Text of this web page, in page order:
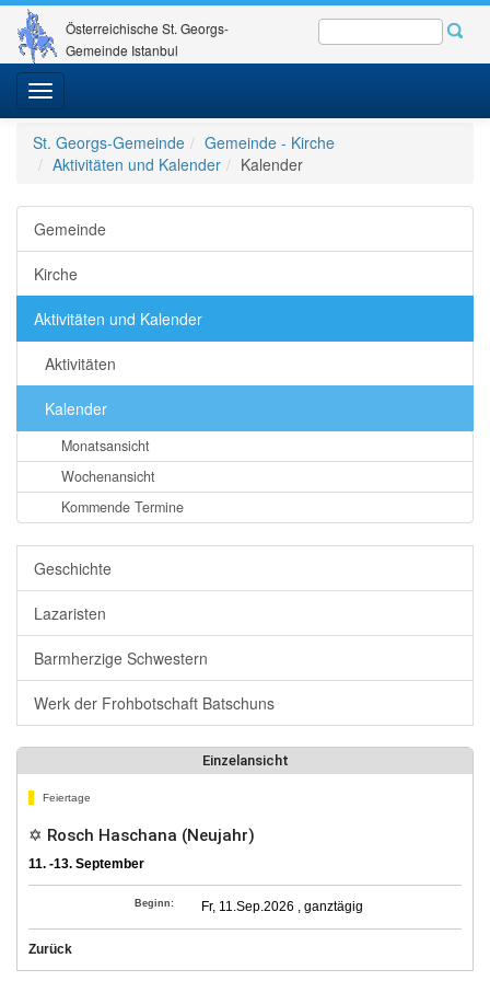
Österreichische St. Georgs-
Gemeinde Istanbul
Toggle
navigation
St. Georgs-Gemeinde
Gemeinde - Kirche
Aktivitäten und Kalender
Kalender
Gemeinde
Kirche
Aktivitäten und Kalender
Aktivitäten
Kalender
Monatsansicht
Wochenansicht
Kommende Termine
Geschichte
Lazaristen
Barmherzige Schwestern
Werk der Frohbotschaft Batschuns
Einzelansicht
Feiertage
✡ Rosch Haschana (Neujahr)
11. -13. September
Beginn: Fr, 11.Sep.2026 , ganztägig
Zurück